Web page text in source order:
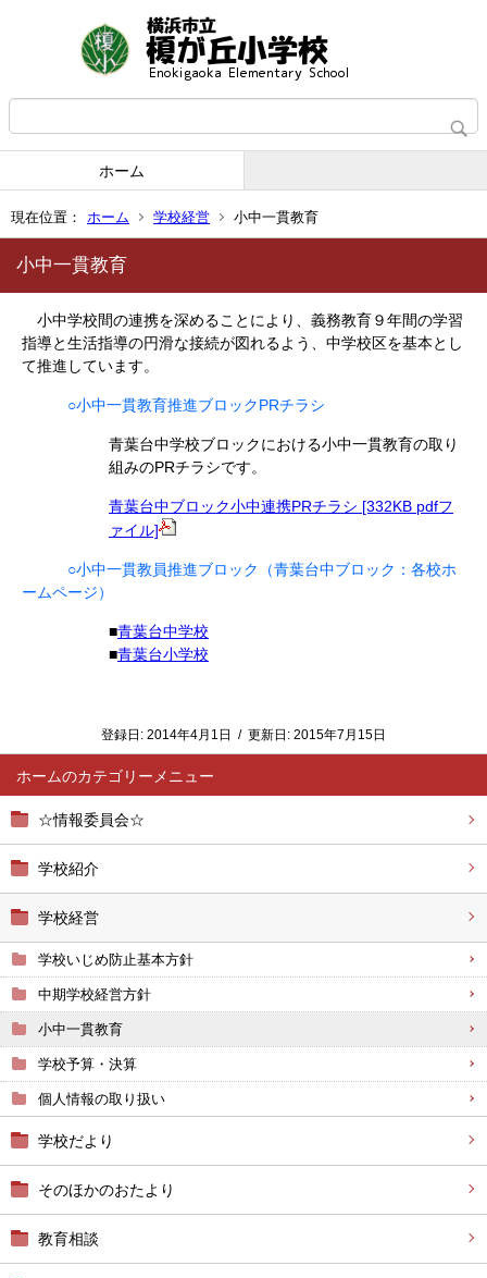
ホーム
現在位置： ホーム 学校経営 小中一貫教育
ホーム
☆情報委員会☆
学校紹介
学校経営
学校いじめ防止基本方針
中期学校経営方針
小中一貫教育
学校予算・決算
個人情報の取り扱い
学校だより
そのほかのおたより
教育相談
小中一貫教育
小中学校間の連携を深めることにより、義務教育９年間の学習
指導と生活指導の円滑な接続が図れるよう、中学校区を基本とし
て推進しています。
○小中一貫教育推進ブロックPRチラシ
青葉台中学校ブロックにおける小中一貫教育の取り
組みのPRチラシです。
青葉台中ブロック小中連携PRチラシ [332KB pdfフ
ァイル]
○小中一貫教員推進ブロック（青葉台中ブロック：各校ホ
ームページ）
■青葉台中学校
■青葉台小学校
登録日: 2014年4月1日 / 更新日: 2015年7月15日